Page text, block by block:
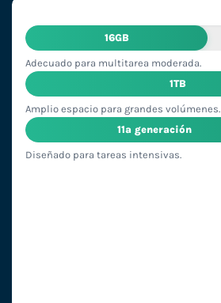
16GB
Adecuado para multitarea moderada.
1TB
Amplio espacio para grandes volúmenes.
11ª generación
Diseñado para tareas intensivas.